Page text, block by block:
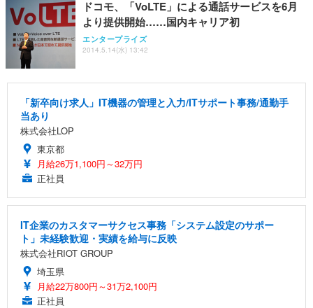
ドコモ、「VoLTE」による通話サービスを6月
より提供開始……国内キャリア初
エンタープライズ
2014.5.14(水) 13:42
「新卒向け求人」IT機器の管理と入力/ITサポート事務/通勤手
当あり
株式会社LOP
東京都
月給26万1,100円～32万円
正社員
IT企業のカスタマーサクセス事務「システム設定のサポー
ト」未経験歓迎・実績を給与に反映
株式会社RIOT GROUP
埼玉県
月給22万800円～31万2,100円
正社員